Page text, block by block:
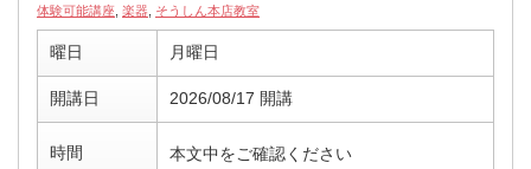
体験可能講座, 楽器, そうしん本店教室
曜日 月曜日
開講日 2026/08/17 開講
時間 本文中をご確認ください